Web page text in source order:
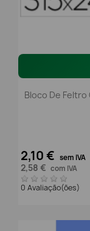
Bloco De Feltro
2,10 € sem IVA
2,58 € com IVA
0 Avaliação(ões)